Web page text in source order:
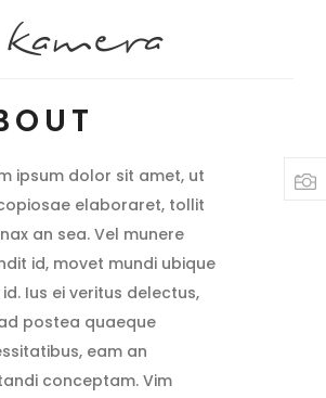
ipsum dolor sit amet, ut
elaboraret, tollit
an sea. Vel munere
id, movet mundi ubique
Ius ei veritus delectus,
postea quaeque
eam an
conceptam. Vim